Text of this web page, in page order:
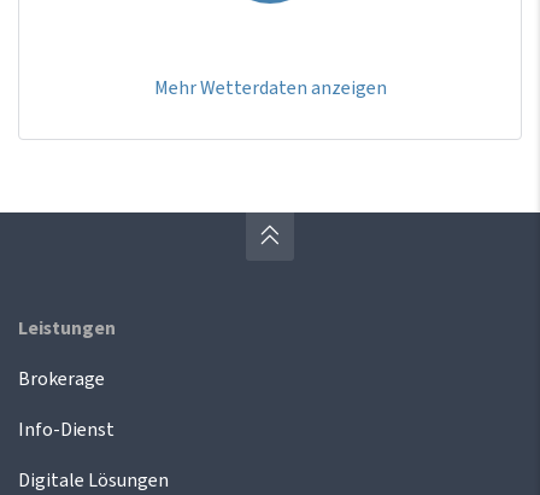
Mehr Wetterdaten anzeigen
Leistungen
Brokerage
Info-Dienst
Digitale Lösungen